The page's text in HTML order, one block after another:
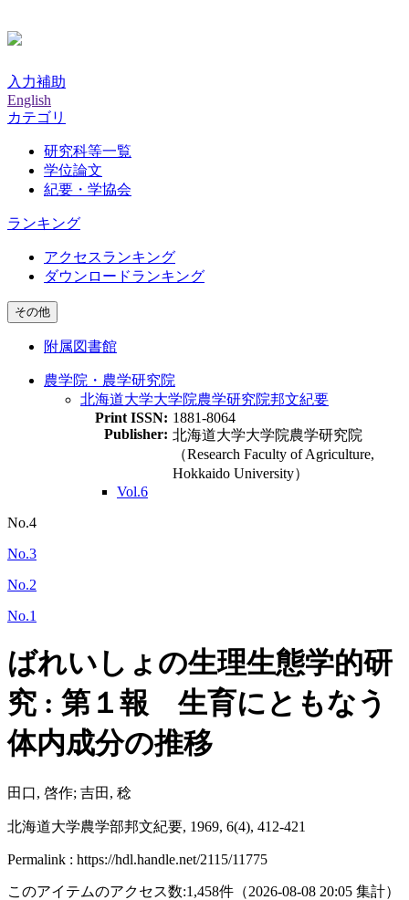
入力補助
English
カテゴリ
研究科等一覧
学位論文
紀要・学協会
ランキング
アクセスランキング
ダウンロードランキング
その他
附属図書館
農学院・農学研究院
北海道大学大学院農学研究院邦文紀要
Print ISSN: 1881-8064
Publisher: 北海道大学大学院農学研究院
（Research Faculty of Agriculture,
Hokkaido University）
Vol.6
No.4
No.3
No.2
No.1
ばれいしょの生理生態学的研
究 : 第１報 生育にともなう
体内成分の推移
田口, 啓作; 吉田, 稔
北海道大学農学部邦文紀要, 1969, 6(4), 412-421
Permalink : https://hdl.handle.net/2115/11775
このアイテムのアクセス数:1,458件 （2026-08-08 20:05 集計）